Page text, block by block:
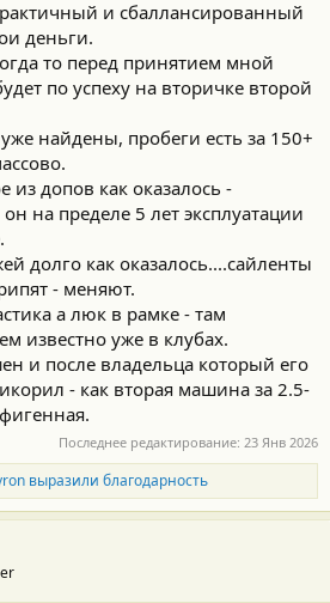
и сбаллансированный
деньги.
то перед принятием мной
по успеху на вторичке второй
найдены, пробеги есть за 150+
из допов как оказалось -
на пределе 5 лет эксплуатации
долго как оказалось....сайленты
- меняют.
а люк в рамке - там
известно уже в клубах.
и после владельца который его
- как вторая машина за 2.5-
Последнее редактирование: 23 Янв 2026
выразили благодарность